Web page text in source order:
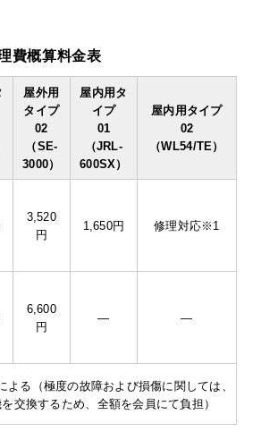
費概算料金表
屋外用
タイプ
02
（SE-
3000）
屋内用タ
イプ
01
（JRL-
600SX）
屋内用タイプ
02
（WL54/TE）
3,520
円
1,650円 修理対応※1
6,600
円
― ―
よる（極度の故障および損傷に関しては、
交換するため、全額を会員にて負担）